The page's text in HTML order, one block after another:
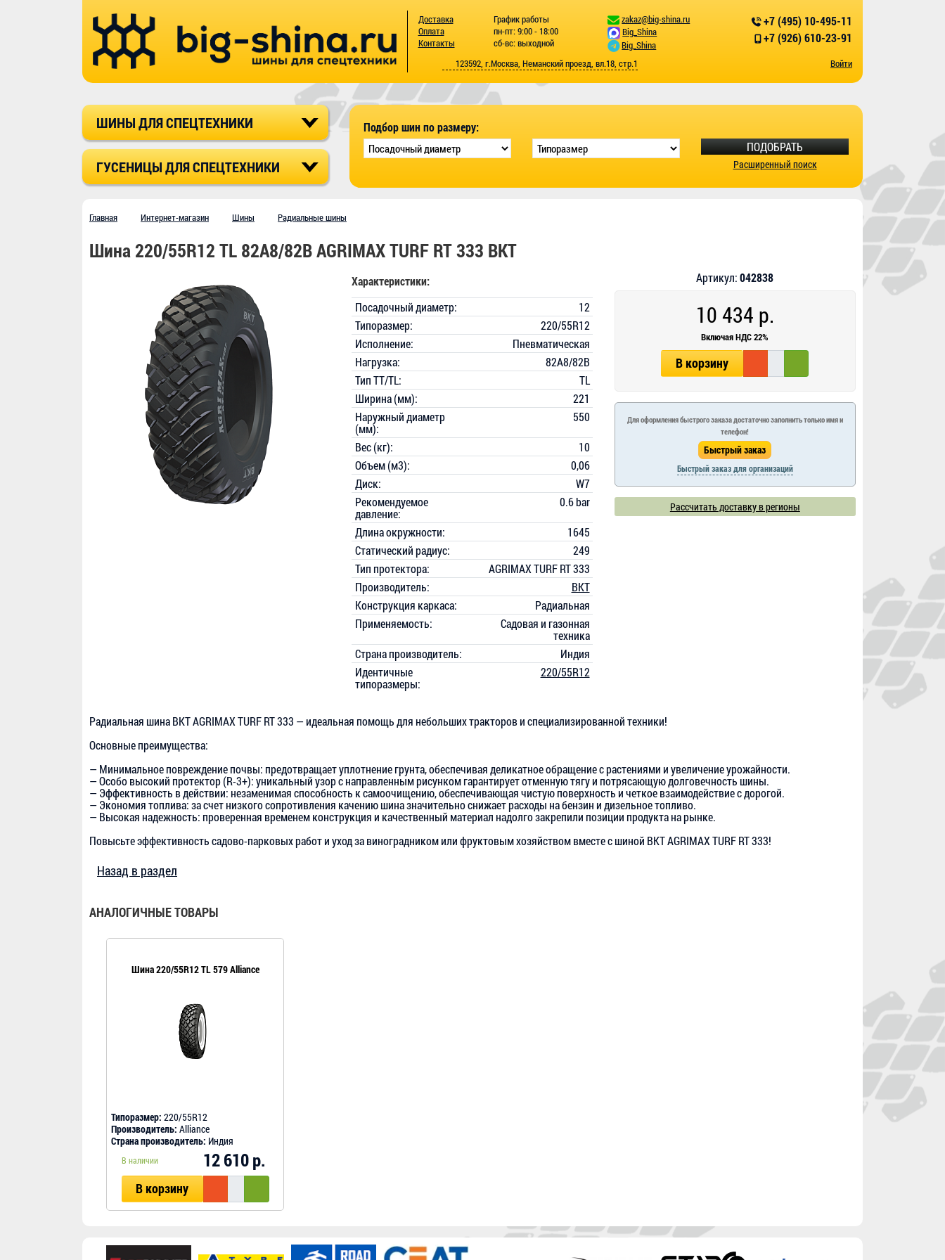
Доставка
Оплата
Контакты
График работы
пн-пт: 9:00 - 18:00
сб-вс: выходной
zakaz@big-shina.ru
Big_Shina
Big_Shina
+7 (495) 10-495-11
+7 (926) 610-23-91
123592, г.Москва, Неманский проезд, вл.18, стр.1 Войти
ШИНЫ ДЛЯ СПЕЦТЕХНИКИ
ГУСЕНИЦЫ ДЛЯ СПЕЦТЕХНИКИ
Подбор шин по размеру:
ПОДОБРАТЬ
Расширенный поиск
Главная Интернет-магазин Шины Радиальные шины
Шина 220/55R12 TL 82A8/82B AGRIMAX TURF RT 333 BKT
Артикул:042838
10 434 р.
Включая НДС 22%
В корзину
Для оформления быстрого заказа достаточно заполнить только имя и
телефон!
Быстрый заказ для организаций
Рассчитать доставку в регионы
Характеристики:
Посадочный диаметр:
12
Типоразмер:
220/55R12
Исполнение:
Пневматическая
Нагрузка:
82A8/82B
Тип TT/TL:
TL
Ширина (мм):
221
Наружный диаметр
(мм):
550
Вес (кг):
10
Объем (м3):
0,06
Диск:
W7
Рекомендуемое
давление:
0.6 bar
Длина окружности:
1645
Статический радиус:
249
Тип протектора:
AGRIMAX TURF RT 333
Производитель:
BKT
Конструкция каркаса:
Радиальная
Применяемость:
Садовая и газонная
техника
Страна производитель:
Индия
Идентичные
типоразмеры:
220/55R12
Радиальная шина BKT AGRIMAX TURF RT 333 — идеальная помощь для небольших тракторов и специализированной техники!
Основные преимущества:
— Минимальное повреждение почвы: предотвращает уплотнение грунта, обеспечивая деликатное обращение с растениями и увеличение урожайности.
— Особо высокий протектор (R-3+): уникальный узор с направленным рисунком гарантирует отменную тягу и потрясающую долговечность шины.
— Эффективность в действии: незаменимая способность к самоочищению, обеспечивающая чистую поверхность и четкое взаимодействие с дорогой.
— Экономия топлива: за счет низкого сопротивления качению шина значительно снижает расходы на бензин и дизельное топливо.
— Высокая надежность: проверенная временем конструкция и качественный материал надолго закрепили позиции продукта на рынке.
Повысьте эффективность садово-парковых работ и уход за виноградником или фруктовым хозяйством вместе с шиной BKT AGRIMAX TURF RT 333!
Назад в раздел
АНАЛОГИЧНЫЕ ТОВАРЫ
Шина 220/55R12 TL 579 Alliance
Типоразмер: 220/55R12
Производитель: Alliance
Страна производитель: Индия
В наличии 12 610 р.
В корзину